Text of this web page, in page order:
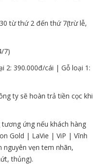
từ thứ 2 đến thứ 7(trừ lễ,
7)
2: 390.000đ/cái | Gỗ loại 1:
ty sẽ hoàn trả tiền cọc khi
ứng nếu khách hàng
Gold | LaVie | ViP | Vĩnh
nguyên vẹn tem nhãn,
thủng).